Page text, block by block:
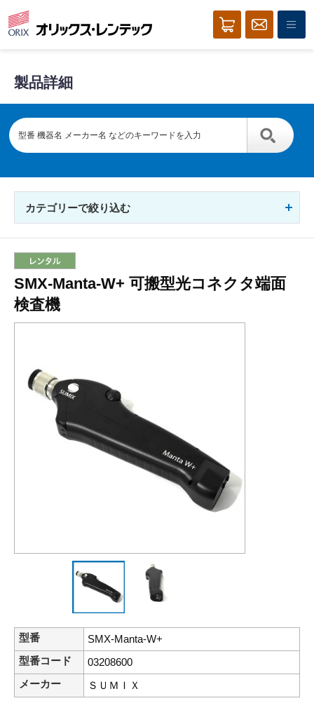
製品詳細
カテゴリーで絞り込む
SMX-Manta-W+ 可搬型光コネクタ端面
検査機
型番
SMX-Manta-W+
型番コード
03208600
メーカー
ＳＵＭＩＸ